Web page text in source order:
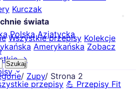
Kurczak
świata
Polska Azjatycka
Amerykańska Zobacz
→
przepisy 💪 Przepisy Fit
Wszystkie przepisy Kolekcje
Szukaj
/ Zupy/ Strona 2